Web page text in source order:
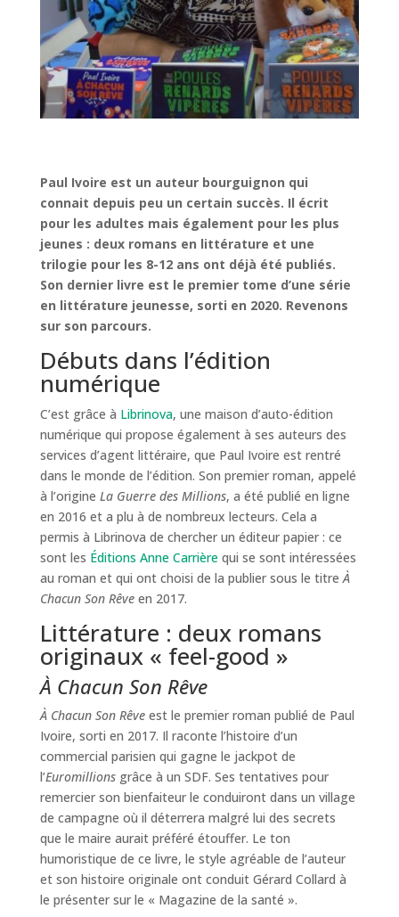
Paul Ivoire est un auteur bourguignon qui
connait depuis peu un certain succès. Il écrit
pour les adultes mais également pour les plus
jeunes : deux romans en littérature et une
trilogie pour les 8-12 ans ont déjà été publiés.
Son dernier livre est le premier tome d’une série
en littérature jeunesse, sorti en 2020. Revenons
sur son parcours.
Débuts dans l’édition
numérique
C’est grâce à Librinova, une maison d’auto-édition
numérique qui propose également à ses auteurs des
services d’agent littéraire, que Paul Ivoire est rentré
dans le monde de l’édition. Son premier roman, appelé
à l’origine La Guerre des Millions, a été publié en ligne
en 2016 et a plu à de nombreux lecteurs. Cela a
permis à Librinova de chercher un éditeur papier : ce
sont les Éditions Anne Carrièrequi se sont intéressées
au roman et qui ont choisi de la publier sous le titre À
Chacun Son Rêveen 2017.
Littérature : deux romans
originaux « feel-good »
À Chacun Son Rêve
À Chacun Son Rêveest le premier roman publié de Paul
Ivoire, sorti en 2017. Il raconte l’histoire d’un
commercial parisien qui gagne le jackpot de
l’Euromillionsgrâce à un SDF. Ses tentatives pour
remercier son bienfaiteur le conduiront dans un village
de campagne où il déterrera malgré lui des secrets
que le maire aurait préféré étouffer. Le ton
humoristique de ce livre, le style agréable de l’auteur
et son histoire originale ont conduit Gérard Collard à
le présenter sur le « Magazine de la santé ».